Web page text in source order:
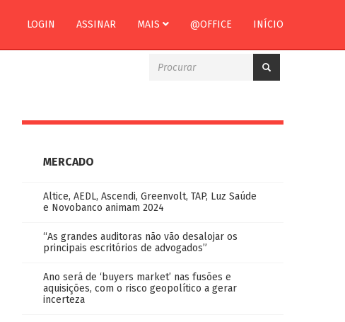
LOGIN ASSINAR MAIS @OFFICE INÍCIO
MERCADO
Altice, AEDL, Ascendi, Greenvolt, TAP, Luz Saúde
e Novobanco animam 2024
“As grandes auditoras não vão desalojar os
principais escritórios de advogados”
Ano será de ‘buyers market’ nas fusões e
aquisições, com o risco geopolítico a gerar
incerteza